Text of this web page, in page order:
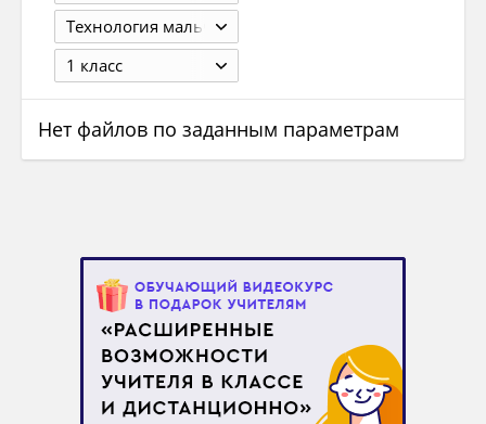
Технология мальчики
1 класс
Нет файлов по заданным параметрам